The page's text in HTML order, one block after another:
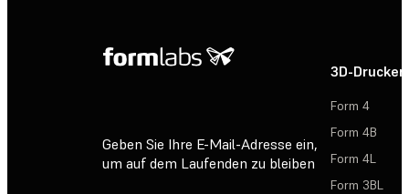
Geben Sie Ihre E-Mail-Adresse ein,
um auf dem Laufenden zu bleiben
3D-Drucker
Form 4
Form 4B
Form 4L
Form 3BL